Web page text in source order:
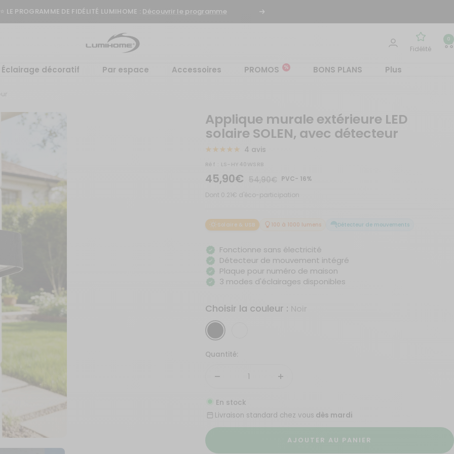
⭐️ LE PROGRAMME DE FIDÉLITÉ LUMIHOME : Découvrir le programme Suivant
Lumihome
Fidélité
0
Éclairage décoratif Par espace Accessoires PROMOS % BONS PLANS Plus
Applique murale extérieure LED
solaire SOLEN, avec détecteur
4 avis
Réf : LS-HY40WSRB
Prix
de
45,90€
Prix
normal
54,90€
PVC- 16%
Dont 0.21€ d'éco-participation
Solaire & USB 100 à 1000 lumens Détecteur de mouvements
Fonctionne sans électricité
Détecteur de mouvement intégré
Plaque pour numéro de maison
3 modes d'éclairages disponibles
Choisir la couleur : Noir
Noir
Quantité:
quantité
Augmenter
En stock
Livraison standard chez vous dès mardi
AJOUTER AU PANIER